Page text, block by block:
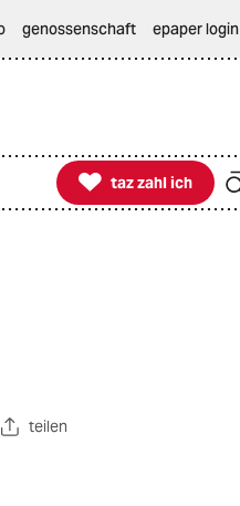
genossenschaft epaper login

taz zahl ich
taz zahl ich
teilen